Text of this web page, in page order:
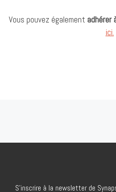
Vous pouvez également adhérer
ici.
S’inscrire à la newsletter de